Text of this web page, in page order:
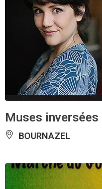
Muses inversées
BOURNAZEL